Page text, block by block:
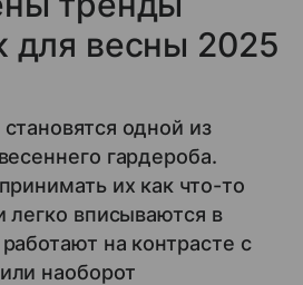
весны 2025
одной из
гардероба.
их как что-то
легко вписываются в
на контрасте с
наоборот